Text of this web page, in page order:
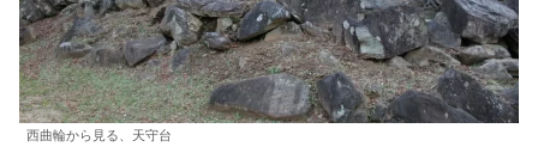
西曲輪から見る、天守台